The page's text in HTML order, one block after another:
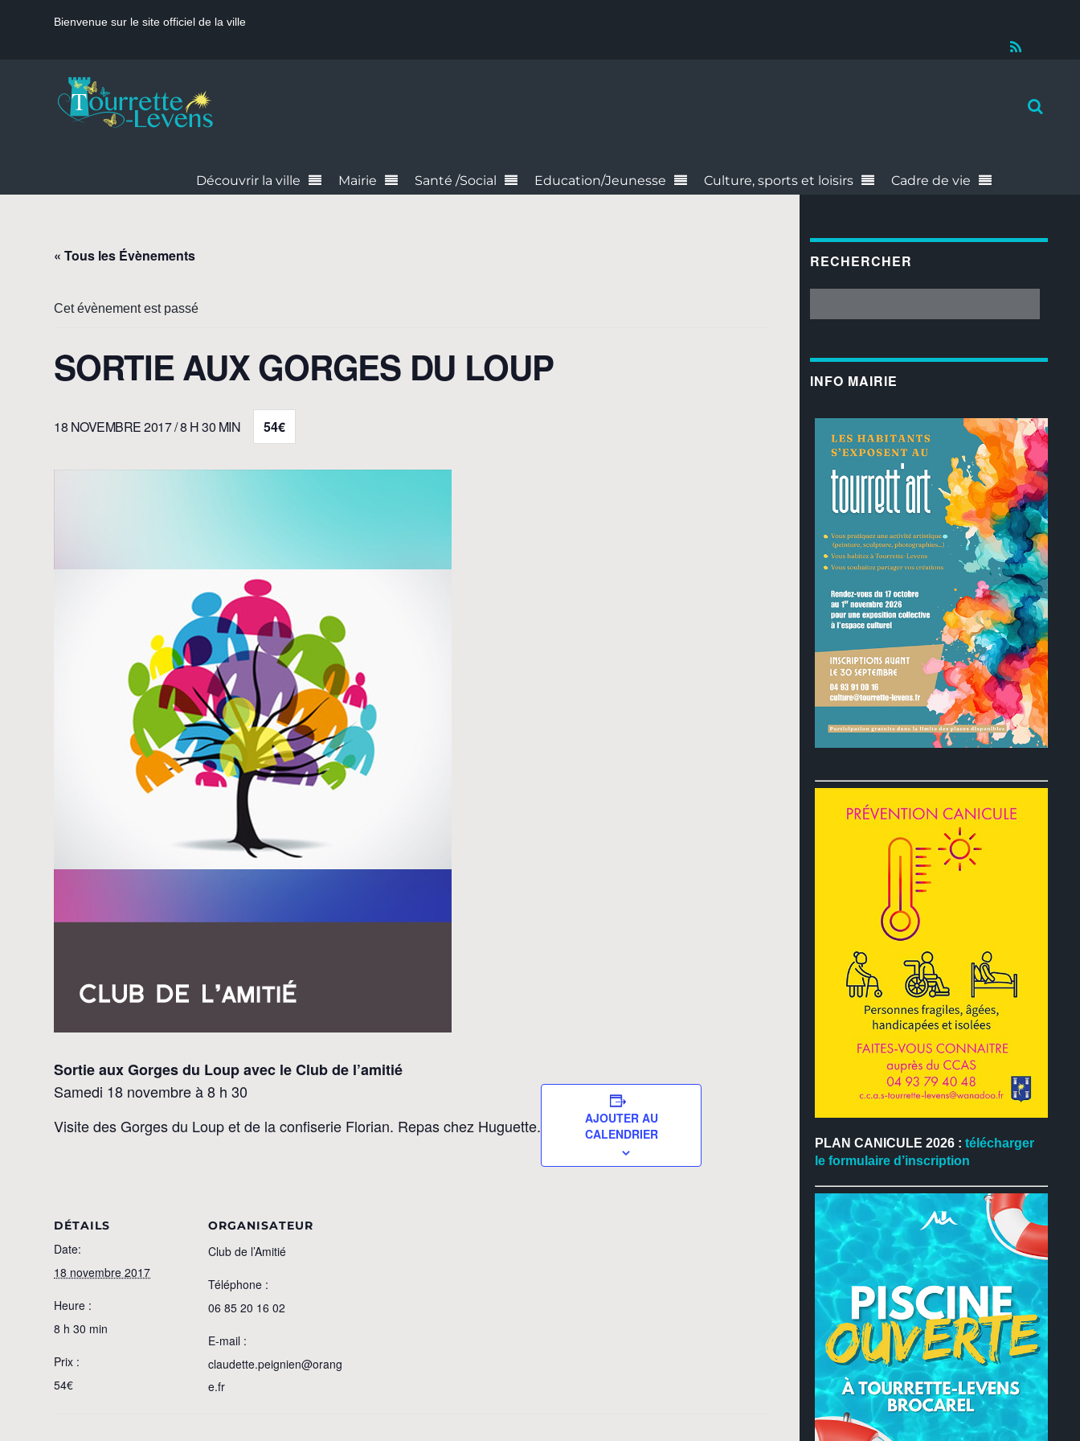
Bienvenue sur le site officiel de la ville
Découvrir la ville Mairie Santé /Social Education/Jeunesse Culture, sports et loisirs Cadre de vie
« Tous les Évènements
Cet évènement est passé
SORTIE AUX GORGES DU LOUP
18 NOVEMBRE 2017 / 8 H 30 MIN 54€
Sortie aux Gorges du Loup avec le Club de l’amitié
Samedi 18 novembre à 8 h 30
Visite des Gorges du Loup et de la confiserie Florian. Repas chez Huguette.
AJOUTER AU
CALENDRIER
DÉTAILS
Date:
18 novembre 2017
Heure :
8 h 30 min
Prix :
54€
ORGANISATEUR
Club de l’Amitié
Téléphone :
06 85 20 16 02
E-mail :
claudette.peignien@orang
e.fr
RECHERCHER
INFO MAIRIE
PLAN CANICULE 2026 : télécharger
le formulaire d’inscription